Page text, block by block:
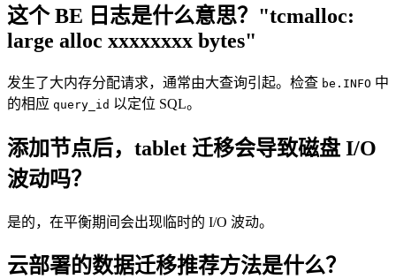
这个 BE 日志是什么意思？"tcmalloc:
large alloc xxxxxxxx bytes"
发生了大内存分配请求，通常由大查询引起。检查 be.INFO 中
的相应 query_id 以定位 SQL。
添加节点后，tablet 迁移会导致磁盘 I/O
波动吗？
是的，在平衡期间会出现临时的 I/O 波动。
云部署的数据迁移推荐方法是什么？